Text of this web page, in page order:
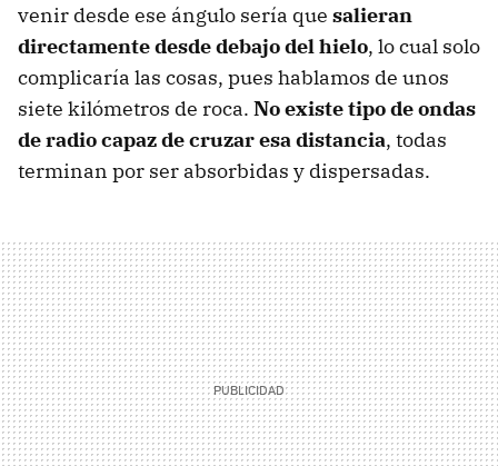
venir desde ese ángulo sería que salieran
directamente desde debajo del hielo, lo cual solo
complicaría las cosas, pues hablamos de unos
siete kilómetros de roca. No existe tipo de ondas
de radio capaz de cruzar esa distancia, todas
terminan por ser absorbidas y dispersadas.